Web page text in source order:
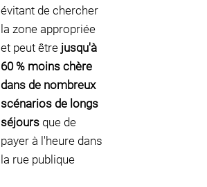
évitant de chercher
la zone appropriée
et peut être jusqu'à
60 % moins chère
dans de nombreux
scénarios de longs
séjours que de
payer à l'heure dans
la rue publique